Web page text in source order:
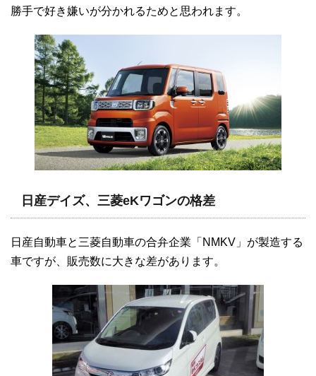
勝手で好き嫌いが分かれるためと思われます。
日産デイズ、三菱eKワゴンの格差
日産自動車と三菱自動車の合弁企業「NMKV」が製造する
車ですが、販売数に大きな差があります。